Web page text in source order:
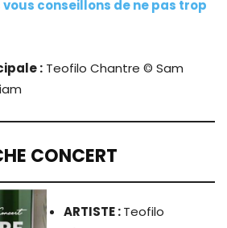
vous conseillons de ne pas trop
: Teofilo Chantre © Sam
CONCERT
ARTISTE:Teofilo